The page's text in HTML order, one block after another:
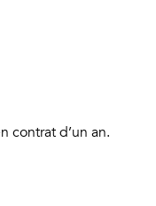
contrat d’un an.